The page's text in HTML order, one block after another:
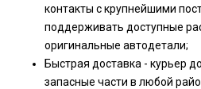
контакты с крупнейшими
поддерживать доступные
оригинальные автодетали;
Быстрая доставка - курьер
запасные части в любой